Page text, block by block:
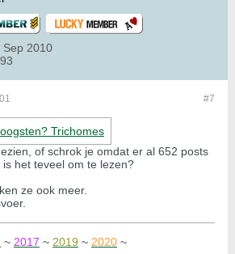
Sep 2010
#7
Trichomes
of schrok je omdat er al 652 posts
het teveel om te lezen?
ze ook meer.
~ 2017 ~ 2019 ~ 2020 ~